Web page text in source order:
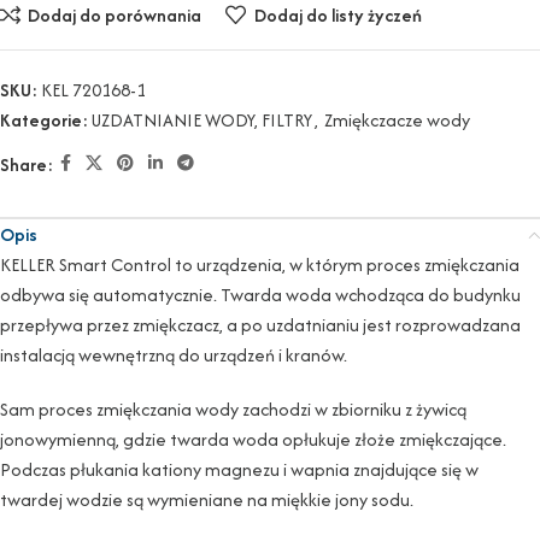
Dodaj do porównania Dodaj do listy życzeń
SKU: KEL 720168-1
Kategorie:UZDATNIANIE WODY, FILTRY, Zmiękczacze wody
Share:
Opis
KELLER Smart Control to urządzenia, w którym proces zmiękczania
odbywa się automatycznie. Twarda woda wchodząca do budynku
przepływa przez zmiękczacz, a po uzdatnianiu jest rozprowadzana
instalacją wewnętrzną do urządzeń i kranów.
Sam proces zmiękczania wody zachodzi w zbiorniku z żywicą
jonowymienną, gdzie twarda woda opłukuje złoże zmiękczające.
Podczas płukania kationy magnezu i wapnia znajdujące się w
twardej wodzie są wymieniane na miękkie jony sodu.